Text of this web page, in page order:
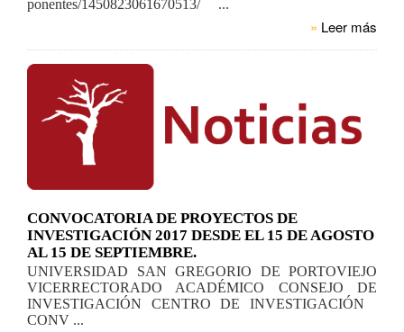
ponentes/1450823061670513/ ...
» Leer más
CONVOCATORIA DE PROYECTOS DE
INVESTIGACIÓN 2017 DESDE EL 15 DE AGOSTO
AL 15 DE SEPTIEMBRE.
UNIVERSIDAD SAN GREGORIO DE PORTOVIEJO
VICERRECTORADO ACADÉMICO CONSEJO DE
INVESTIGACIÓN CENTRO DE INVESTIGACIÓN
CONV ...